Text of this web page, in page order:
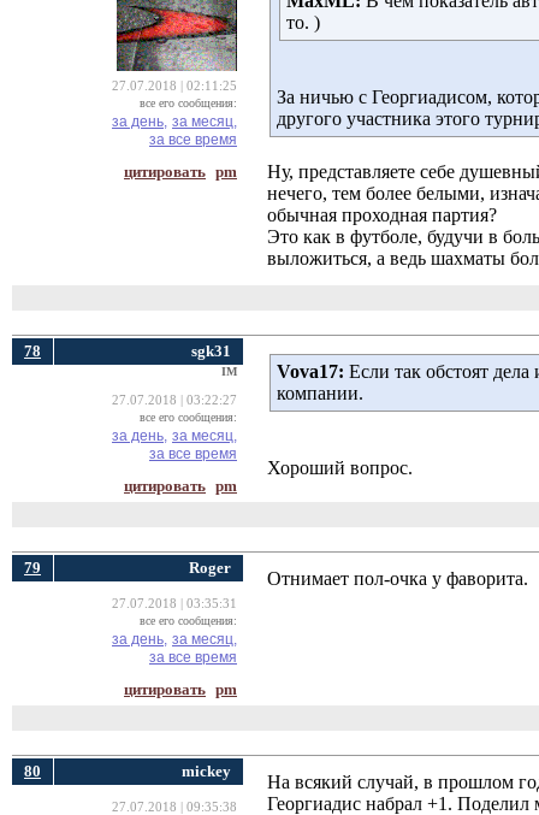
27.07.2018 | 02:11:25
все его сообщения:
за день, за месяц,
за все время
цитировать pm
то. )
За ничью с Георгиадисом,
другого участника этого
Ну, представляете себе
нечего, тем более белыми,
обычная проходная партия?
Это как в футболе, будучи в
выложиться, а ведь шахматы
78 sgk31
IM
27.07.2018 | 03:22:27
все его сообщения:
за день, за месяц,
за все время
цитировать pm
Vova17: Если так обстоят
компании.
Хороший вопрос.
79 Roger
27.07.2018 | 03:35:31
все его сообщения:
за день, за месяц,
за все время
цитировать pm
Отнимает пол-очка у фаворита.
80 mickey
27.07.2018 | 09:35:38
На всякий случай, в прошлом
Георгиадис набрал +1.